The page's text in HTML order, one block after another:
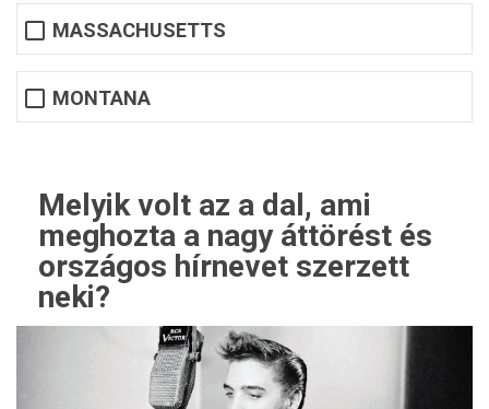
MASSACHUSETTS
MONTANA
Melyik volt az a dal, ami
meghozta a nagy áttörést és
országos hírnevet szerzett
neki?